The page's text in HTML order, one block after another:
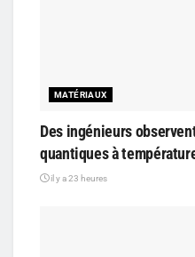
MATÉRIAUX
Des ingénieurs
quantiques à
il y a 23 heures